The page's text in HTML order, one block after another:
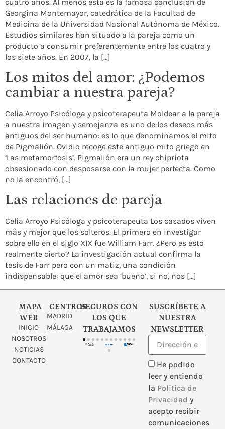
Georgina Montemayor, catedrática de la Facultad de
Medicina de la Universidad Nacional Autónoma de México.
Estudios similares han situado a la pareja como un
producto a consumir preferentemente entre los cuatro y
los siete años. En 2007, la […]
Los mitos del amor: ¿Podemos
cambiar a nuestra pareja?
Celia Arroyo Psicóloga y psicoterapeuta Moldear a la pareja
a nuestra imagen y semejanza es uno de los deseos más
antiguos del ser humano: es lo que denominamos el mito
de Pigmalión. Ovidio recoge este antiguo mito griego en
‘Las metamorfosis’. Pigmalión era un rey chipriota
obsesionado con desposarse con la mujer perfecta. Como
no la encontró, […]
Las relaciones de pareja
Celia Arroyo Psicóloga y psicoterapeuta Los casados viven
más y mejor que los solteros. El primero en investigar
sobre ello en el siglo XIX fue William Farr. ¿Pero es esto
realmente cierto? La investigación actual confirma la
tesis de Farr pero con un matiz, una condición
indispensable: que el amor sea ‘bueno’, si no, nos […]
MAPA
WEB
INICIO
NOSOTROS
NOTICIAS
CONTACTO
CENTROS
MADRID
MÁLAGA
SEGUROS CON
LOS QUE
TRABAJAMOS
SUSCRÍBETE A
NUESTRA
NEWSLETTER
He podido
leer y entiendo
la Política de
Privacidad y
acepto recibir
comunicaciones